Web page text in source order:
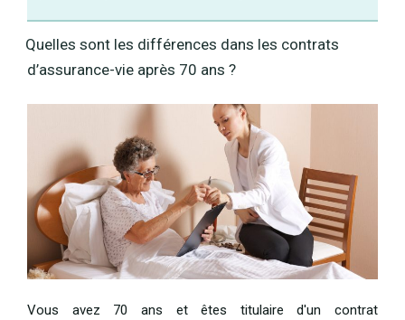
Quelles sont les différences dans les contrats
d’assurance-vie après 70 ans ?
Vous avez 70 ans et êtes titulaire d'un contrat